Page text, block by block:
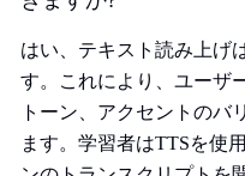
はい、テキスト読み上げ
す。これにより、ユーザ
トーン、アクセントのバ
ます。学習者はTTSを使